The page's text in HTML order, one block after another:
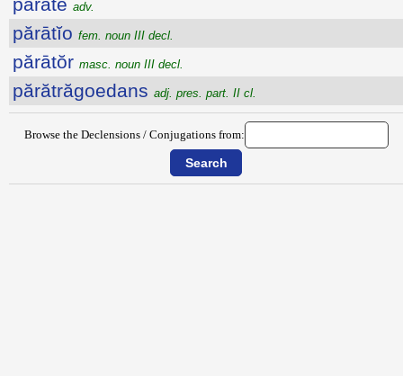
adv.
părātĭo fem. noun III decl.
părātŏr masc. noun III decl.
părătrăgoedans adj. pres. part. II cl.
Browse the Declensions / Conjugations from: